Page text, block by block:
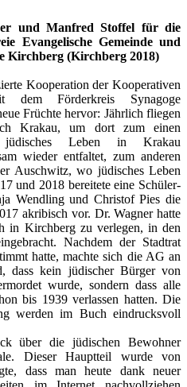
und Manfred Stoffel für die
Evangelische Gemeinde und
Kirchberg (Kirchberg 2018)
Kooperation der Kooperativen
dem Förderkreis Synagoge
Früchte hervor: Jährlich fliegen
Krakau, um dort zum einen
jüdisches Leben in Krakau
wieder entfaltet, zum anderen
Auschwitz, wo jüdisches Leben
und 2018 bereitete eine Schüler-
Wendling und Christof Pies die
akribisch vor. Dr. Wagner hatte
in Kirchberg zu verlegen, in den
Nachdem der Stadtrat
hatte, machte sich die AG an
dass kein jüdischer Bürger von
wurde, sondern dass alle
bis 1939 verlassen hatten. Die
werden im Buch eindrucksvoll
über die jüdischen Bewohner
Dieser Hauptteil wurde von
dass man heute dank neuer